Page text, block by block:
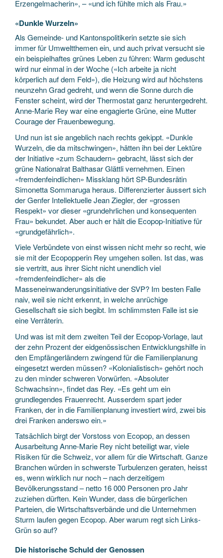
Erzengelmacherin», – «und ich fühlte mich als Frau.»
«Dunkle Wurzeln»
Als Gemeinde- und Kantonspolitikerin setzte sie sich
immer für Umweltthemen ein, und auch privat versucht sie
ein beispielhaftes grünes Leben zu führen: Warm geduscht
wird nur einmal in der Woche («Ich arbeite ja nicht
körperlich auf dem Feld»), die Heizung wird auf höchstens
neunzehn Grad gedreht, und wenn die Sonne durch die
Fenster scheint, wird der Thermostat ganz heruntergedreht.
Anne-Marie Rey war eine engagierte Grüne, eine Mutter
Courage der Frauenbewegung.
Und nun ist sie angeblich nach rechts gekippt. «Dunkle
Wurzeln, die da mitschwingen», hätten ihn bei der Lektüre
der Initiative «zum Schaudern» gebracht, lässt sich der
grüne Nationalrat Balthasar Glättli vernehmen. Einen
«fremdenfeindlichen» Missklang hört SP-Bundesrätin
Simonetta Sommaruga heraus. Differenzierter äussert sich
der Genfer Intellektuelle Jean Ziegler, der «grossen
Respekt» vor dieser «grundehrlichen und konsequenten
Frau» bekundet. Aber auch er hält die Ecopop-Initiative für
«grundgefährlich».
Viele Verbündete von einst wissen nicht mehr so recht, wie
sie mit der Ecopopperin Rey umgehen sollen. Ist das, was
sie vertritt, aus ihrer Sicht nicht unendlich viel
«fremdenfeindlicher» als die
Masseneinwanderungsinitiative der SVP? Im besten Falle
naiv, weil sie nicht erkennt, in welche anrüchige
Gesellschaft sie sich begibt. Im schlimmsten Falle ist sie
eine Verräterin.
Und was ist mit dem zweiten Teil der Ecopop-Vorlage, laut
der zehn Prozent der eidgenössischen Entwicklungshilfe in
den Empfängerländern zwingend für die Familienplanung
eingesetzt werden müssen? «Kolonialistisch» gehört noch
zu den minder schweren Vorwürfen. «Absoluter
Schwachsinn», findet das Rey. «Es geht um ein
grundlegendes Frauenrecht. Ausserdem spart jeder
Franken, der in die Familienplanung investiert wird, zwei bis
drei Franken anderswo ein.»
Tatsächlich birgt der Vorstoss von Ecopop, an dessen
Ausarbeitung Anne-Marie Rey nicht beteiligt war, viele
Risiken für die Schweiz, vor allem für die Wirtschaft. Ganze
Branchen würden in schwerste Turbulenzen geraten, heisst
es, wenn wirklich nur noch – nach derzeitigem
Bevölkerungsstand – netto 16 000 Personen pro Jahr
zuziehen dürften. Kein Wunder, dass die bürgerlichen
Parteien, die Wirtschaftsverbände und die Unternehmen
Sturm laufen gegen Ecopop. Aber warum regt sich Links-
Grün so auf?
Die historische Schuld der Genossen